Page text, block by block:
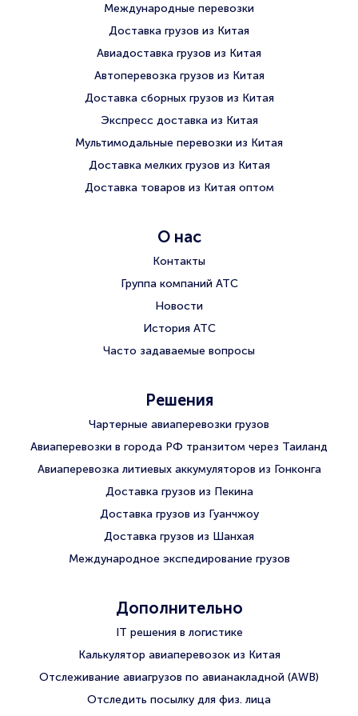
Международные перевозки
Доставка грузов из Китая
Авиадоставка грузов из Китая
Автоперевозка грузов из Китая
Доставка сборных грузов из Китая
Экспресс доставка из Китая
Мультимодальные перевозки из Китая
Доставка мелких грузов из Китая
Доставка товаров из Китая оптом
О нас
Контакты
Группа компаний АТС
Новости
История АТС
Часто задаваемые вопросы
Решения
Чартерные авиаперевозки грузов
Авиаперевозки в города РФ транзитом через Таиланд
Авиаперевозка литиевых аккумуляторов из Гонконга
Доставка грузов из Пекина
Доставка грузов из Гуанчжоу
Доставка грузов из Шанхая
Международное экспедирование грузов
Дополнительно
IT решения в логистике
Калькулятор авиаперевозок из Китая
Отслеживание авиагрузов по авианакладной (AWB)
Отследить посылку для физ. лица